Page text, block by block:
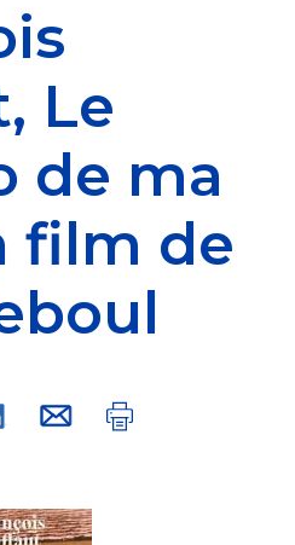
Le
de ma
film de